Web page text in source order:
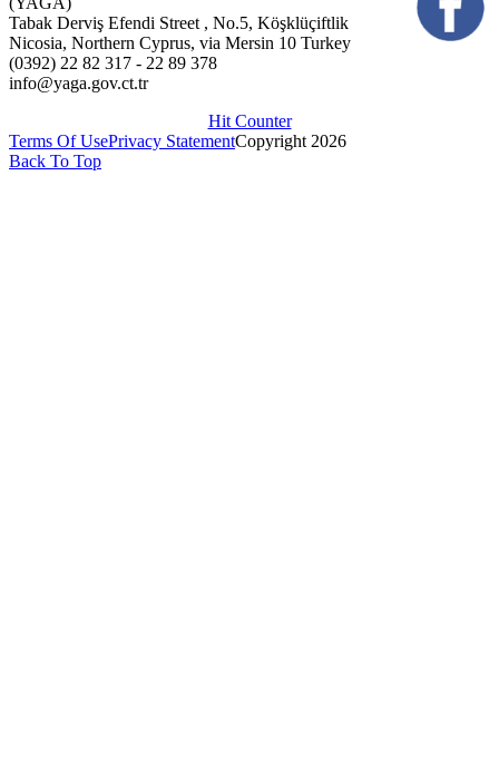
Tabak Derviş Efendi Street , No.5, Köşklüçiftlik
Nicosia, Northern Cyprus, via Mersin 10 Turkey
(0392) 22 82 317 - 22 89 378
info@yaga.gov.ct.tr
Hit Counter
Terms Of UsePrivacy StatementCopyright 2026
Back To Top